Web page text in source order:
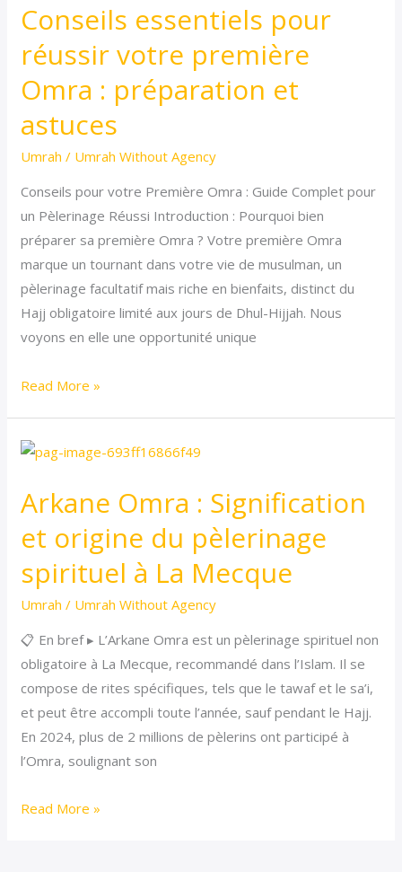
Conseils essentiels pour
réussir votre première
Omra : préparation et
astuces
Umrah / Umrah Without Agency
Conseils pour votre Première Omra : Guide Complet pour
un Pèlerinage Réussi Introduction : Pourquoi bien
préparer sa première Omra ? Votre première Omra
marque un tournant dans votre vie de musulman, un
pèlerinage facultatif mais riche en bienfaits, distinct du
Hajj obligatoire limité aux jours de Dhul-Hijjah. Nous
voyons en elle une opportunité unique
pour
réussir
votre
première
Omra
:
préparation
et
astuces
Read More »
Arkane Omra : Signification
et origine du pèlerinage
spirituel à La Mecque
Umrah / Umrah Without Agency
📋 En bref ▸ L’Arkane Omra est un pèlerinage spirituel non
obligatoire à La Mecque, recommandé dans l’Islam. Il se
compose de rites spécifiques, tels que le tawaf et le sa’i,
et peut être accompli toute l’année, sauf pendant le Hajj.
En 2024, plus de 2 millions de pèlerins ont participé à
l’Omra, soulignant son
Arkane
et
origine
spirituel
à
La
Mecque
Read More »